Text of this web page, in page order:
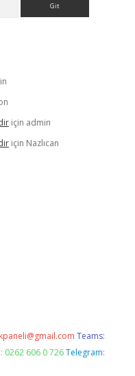
için admin
için Nazlıcan
Teams:
0262 606 0 726 Telegram: